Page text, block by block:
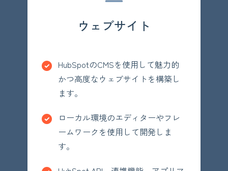
ウェブサイト
HubSpotのCMSを使用して魅力的
かつ高度なウェブサイトを構築し
ます。
ローカル環境のエディターやフレ
ームワークを使用して開発しま
す。